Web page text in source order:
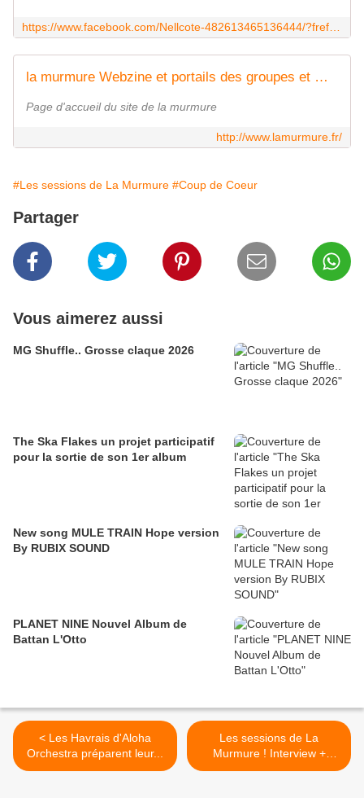
la murmure Webzine et portails des groupes et musiciens de Normandie
Page d'accueil du site de la murmure
http://www.lamurmure.fr/
#Les sessions de La Murmure #Coup de Coeur
Partager
Vous aimerez aussi
MG Shuffle.. Grosse claque 2026
The Ska Flakes un projet participatif
pour la sortie de son 1er album
New song MULE TRAIN Hope version
By RUBIX SOUND
PLANET NINE Nouvel Album de
Battan L'Otto
< Les Havrais d'Aloha
Orchestra préparent leur...
Les sessions de La
Murmure ! Interview +
session... >